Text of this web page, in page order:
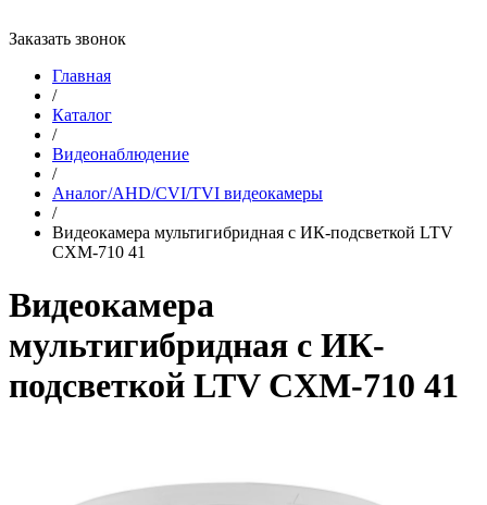
Заказать звонок
Главная
/
Каталог
/
Видеонаблюдение
/
Аналог/AHD/CVI/TVI видеокамеры
/
Видеокамера мультигибридная с ИК-подсветкой LTV
CXM-710 41
Видеокамера
мультигибридная с ИК-
подсветкой LTV CXM-710 41